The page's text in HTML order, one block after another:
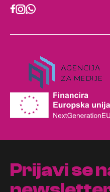
Prijavi se